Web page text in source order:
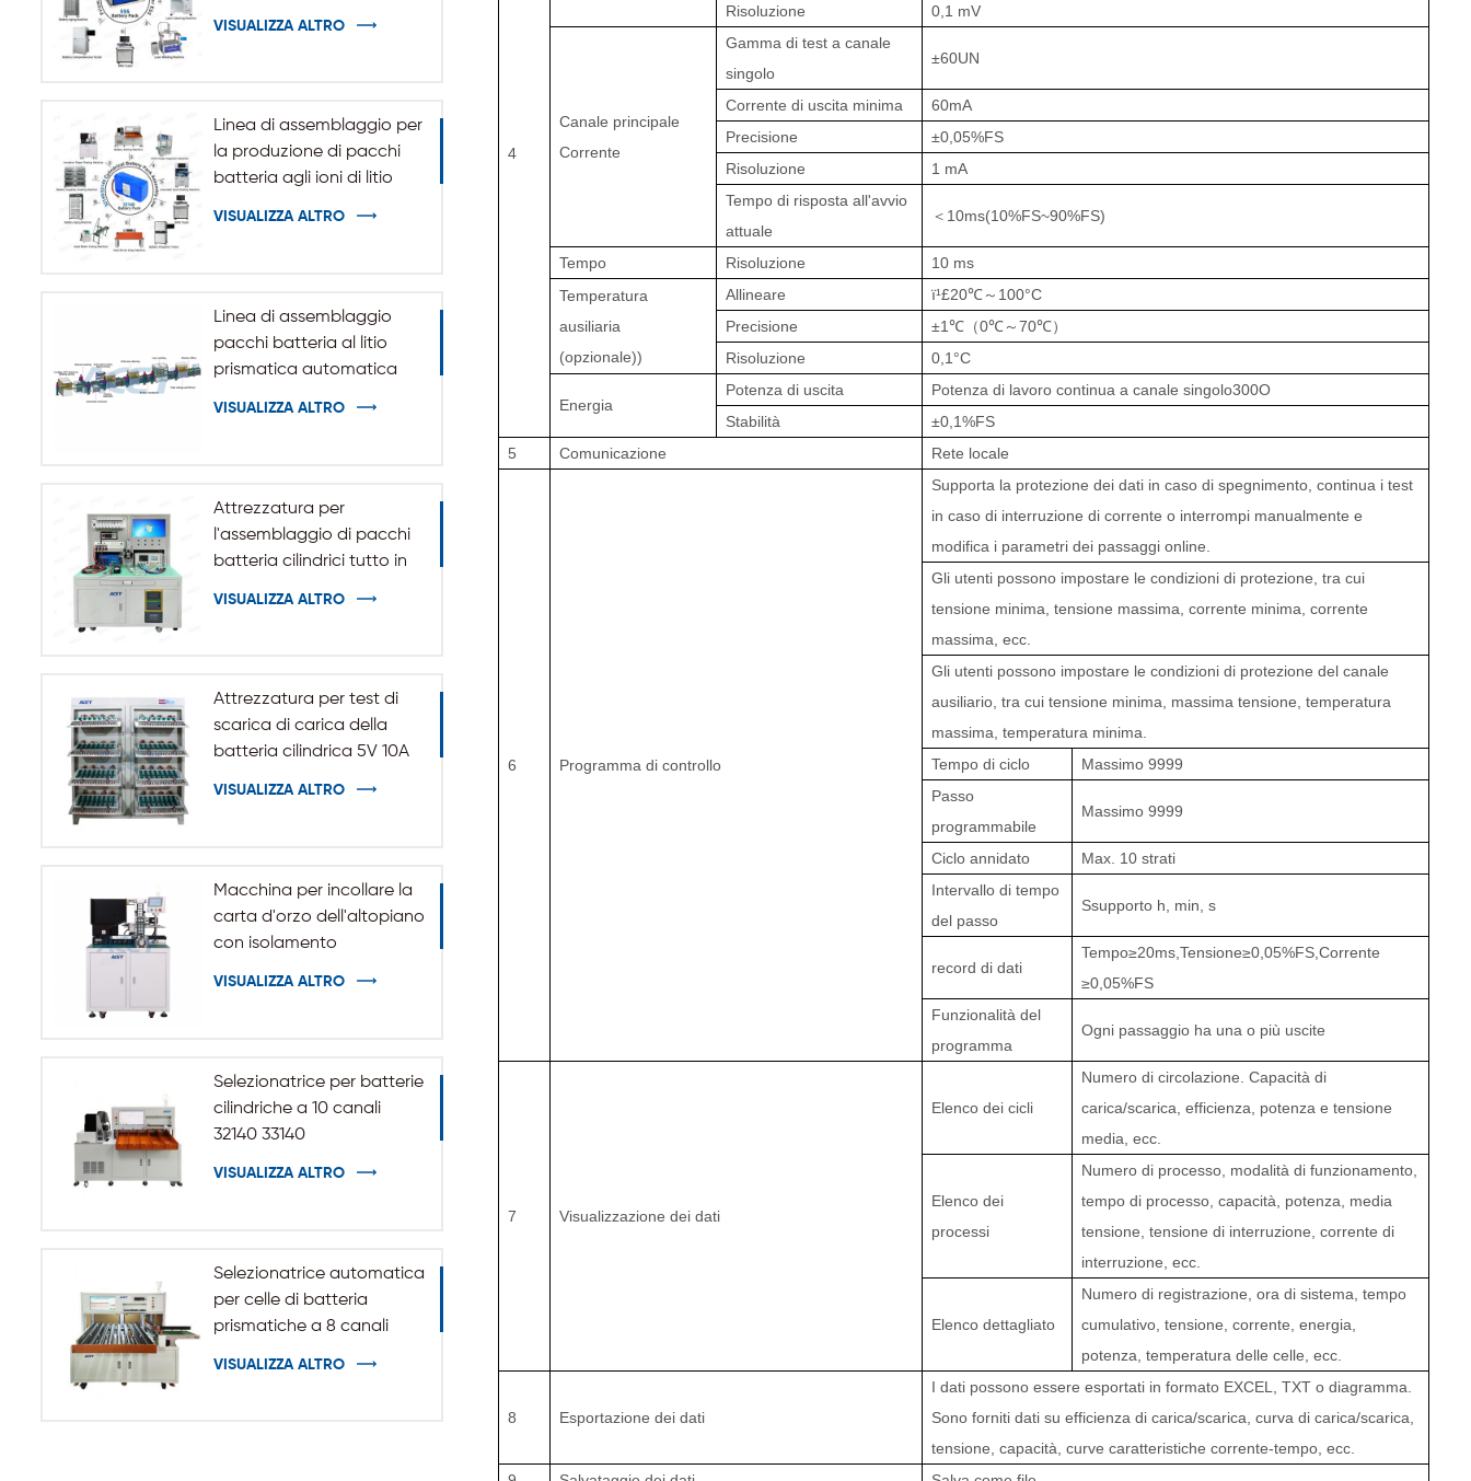
VISUALIZZA ALTRO
Linea di assemblaggio per
la produzione di pacchi
batteria agli ioni di litio
VISUALIZZA ALTRO
Linea di assemblaggio
pacchi batteria al litio
prismatica automatica
VISUALIZZA ALTRO
Attrezzatura per
l'assemblaggio di pacchi
batteria cilindrici tutto in
VISUALIZZA ALTRO
Attrezzatura per test di
scarica di carica della
batteria cilindrica 5V 10A
VISUALIZZA ALTRO
Macchina per incollare la
carta d'orzo dell'altopiano
con isolamento
VISUALIZZA ALTRO
Selezionatrice per batterie
cilindriche a 10 canali
32140 33140
VISUALIZZA ALTRO
Selezionatrice automatica
per celle di batteria
prismatiche a 8 canali
VISUALIZZA ALTRO
4
Risoluzione
0,1 mV
Canale principale
Corrente
Gamma di test a canale
singolo
±60UN
Corrente di uscita minima 60mA
Precisione
±0,05%FS
Risoluzione
1 mA
Tempo di risposta all'avvio
attuale
＜ 10ms(10%FS~90%FS)
Tempo Risoluzione
10 ms
Temperatura
ausiliaria
(opzionale))
Allineare ï¹£20℃～ 100°C
Precisione
±1℃（0℃～70℃）
Risoluzione
0,1 °C
Energia
Potenza di uscita Potenza di lavoro continua a canale singolo300O
Stabilità
±0,1%FS
5
Comunicazione Rete locale
6 Programma di controllo
Supporta la protezione dei dati in caso di spegnimento, continua i test
in caso di interruzione di corrente o interrompi manualmente e
modifica i parametri dei passaggi online.
Gli utenti possono impostare le condizioni di protezione, tra cui
tensione minima, tensione massima, corrente minima, corrente
massima, ecc.
Gli utenti possono impostare le condizioni di protezione del canale
ausiliario, tra cui tensione minima, massima tensione, temperatura
massima, temperatura minima.
Tempo di ciclo
Massimo 9999
Passo
programmabile
Massimo 9999
Ciclo annidato
Max. 10 strati
Intervallo di tempo
del passo
Ssupporto h, min, s
record di dati
Tempo≥20ms,Tensione≥0,05%FS ,Corrente
≥0,05%FS
Funzionalità del
programma
Ogni passaggio ha una o più uscite
7 Visualizzazione dei dati
Elenco dei cicli
Numero di circolazione. Capacità di
carica/scarica, efficienza, potenza e tensione
media, ecc.
Elenco dei
processi
Numero di processo, modalità di funzionamento,
tempo di processo, capacità, potenza, media
tensione, tensione di interruzione, corrente di
interruzione, ecc.
Elenco dettagliato
Numero di registrazione, ora di sistema, tempo
cumulativo, tensione, corrente, energia,
potenza, temperatura delle celle, ecc.
8 Esportazione dei dati
I dati possono essere esportati in formato EXCEL, TXT o diagramma.
Sono forniti dati su efficienza di carica/scarica, curva di carica/scarica,
tensione, capacità, curve caratteristiche corrente-tempo, ecc.